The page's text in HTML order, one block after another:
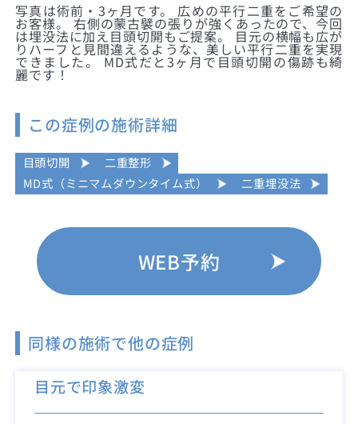
写真は術前・3ヶ月です。 広めの平行二重をご希望の
お客様。 右側の蒙古襞の張りが強くあったので、今回
は埋没法に加え目頭切開もご提案。 目元の横幅も広が
りハーフと見間違えるような、美しい平行二重を実現
できました。 MD式だと3ヶ月で目頭切開の傷跡も綺
麗です！
この症例の施術詳細
目頭切開
二重整形
MD式（ミニマムダウンタイム式）
二重埋没法
WEB予約
同様の施術で他の症例
目元で印象激変